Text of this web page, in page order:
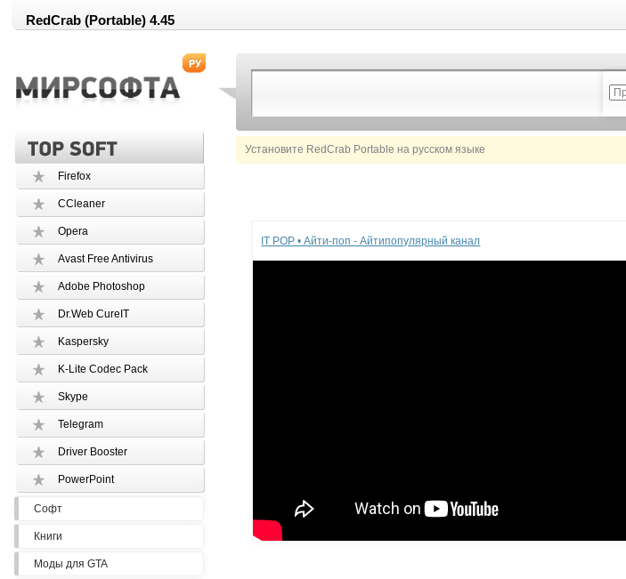
RedCrab (Portable) 4.45
Установите RedCrab Portable на русском языке
Firefox
CCleaner
Opera
Avast Free Antivirus
Adobe Photoshop
Dr.Web CureIT
Kaspersky
K-Lite Codec Pack
Skype
Telegram
Driver Booster
PowerPoint
Софт
Книги
Моды для GTA
IT POP • Айти-поп - Айтипопулярный канал